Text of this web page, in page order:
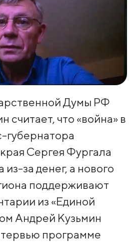
Думы РФ
считает, что «война» в
губернатора
Сергея Фургала
из-за денег, а нового
поддерживают
из «Единой
Андрей Кузьмин
программе